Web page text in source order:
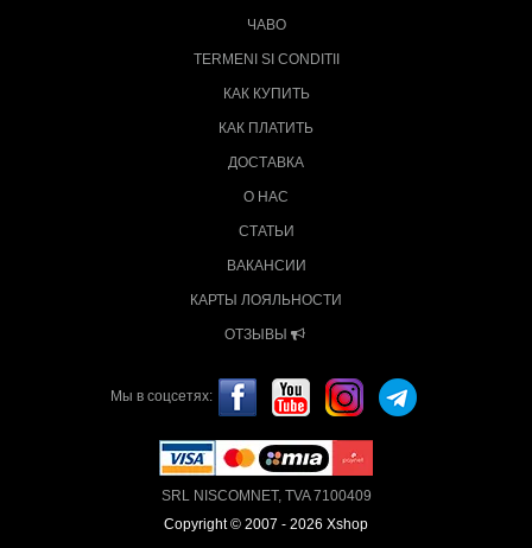
ЧАВО
TERMENI SI CONDITII
КАК КУПИТЬ
КАК ПЛАТИТЬ
ДОСТАВКА
О НАС
СТАТЬИ
ВАКАНСИИ
КАРТЫ ЛОЯЛЬНОСТИ
ОТЗЫВЫ
Мы в соцсетях:
SRL NISCOMNET, TVA 7100409
Copyright © 2007 - 2026 Xshop